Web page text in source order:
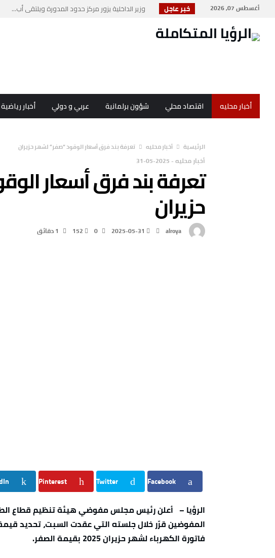
أغسطس 07, 2026 خبر عاجل
وزير الداخلية يزور مركز حدود المدورة ويلتقي أب...
أخبار محليه اقتصاد محلي شؤون برلمانية عربي و دولي أخبار رياضية
‫الرئيسية‬ أخبار محليه تعرفة بند فرق أسعار الوقود “صفر” لشهر حزيران
أخبار محليه-
2025-05-31
تعرفة بند فرق أسعار
حزيران
alroya
2025-05-31
152 1 ‫دقائق‬
Facebook
Twitter
Pinterest
الرؤيا – أعلن رئيس مجلس مفوضي هيئة تنظيم قطاع
المفوضين قرّر خلال جلسته التي عقدت السبت، تحديد
فاتورة الكهرباء لشهر حزيران 2025 بقيمة الصفر.